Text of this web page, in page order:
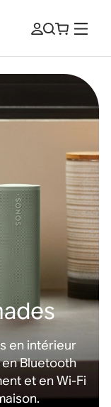
en intérieur
Bluetooth
et en Wi-Fi